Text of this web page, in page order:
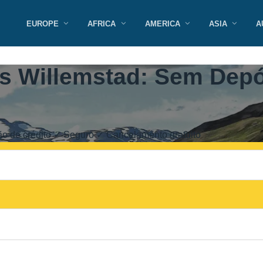
EUROPE AFRICA AMERICA ASIA
Willemstad: Sem
de crédito ✓ Seguro ✓ Cancelamento gratuito